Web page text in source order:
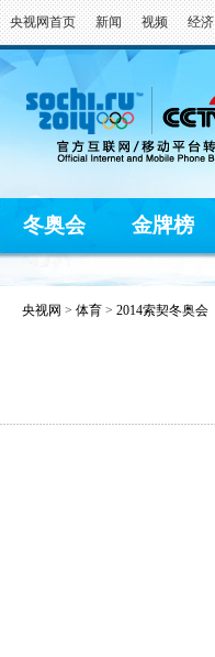
央视网首页 新闻 视频 经济
冬奥会 金牌榜
央视网 > 体育 > 2014索契冬奥会